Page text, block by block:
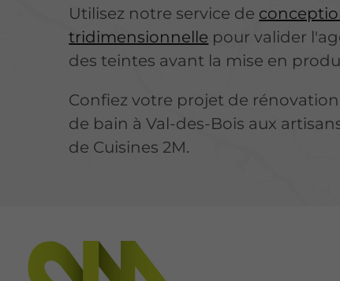
Utilisez notre service de
tridimensionnelle pour valider
des teintes avant la mise en
Confiez votre projet de
de bain à Val-des-Bois aux
de Cuisines 2M.